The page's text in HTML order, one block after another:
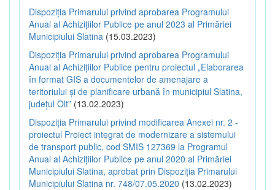
Dispoziția Primarului privind aprobarea Programului
Anual al Achizițiilor Publice pe anul 2023 al Primăriei
Municipiului Slatina (15.03.2023)
Dispoziția Primarului privind aprobarea Programului
Anual al Achizițiilor Publice pentru proiectul „Elaborarea
în format GIS a documentelor de amenajare a
teritoriului și de planificare urbană în municipiul Slatina,
județul Olt” (13.02.2023)
Dispoziția Primarului privind modificarea Anexei nr. 2 -
proiectul Proiect integrat de modernizare a sistemului
de transport public, cod SMIS 127369 la Programul
Anual al Achizițiilor Publice pe anul 2020 al Primăriei
Municipiului Slatina, aprobat prin Dispoziția Primarului
Municipiului Slatina nr. 748/07.05.2020 (13.02.2023)